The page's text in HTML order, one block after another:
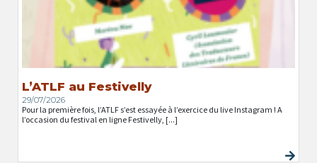
L’ATLF au Festivelly
29/07/2026
Pour la première fois, l’ATLF s’est essayée à l’exercice du live Instagram ! A
l’occasion du festival en ligne Festivelly, [...]